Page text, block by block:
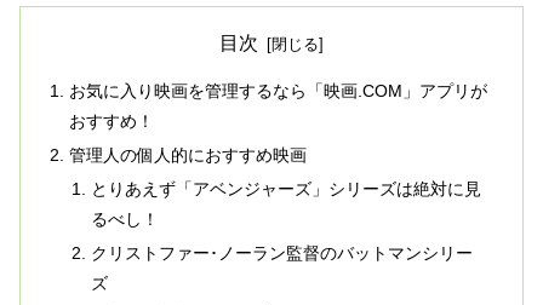
目次
お気に入り映画を管理するなら「映画.COM」アプリが
おすすめ！
管理人の個人的におすすめ映画
とりあえず「アベンジャーズ」シリーズは絶対に見
るべし！
クリストファー･ノーラン監督のバットマンシリー
ズ